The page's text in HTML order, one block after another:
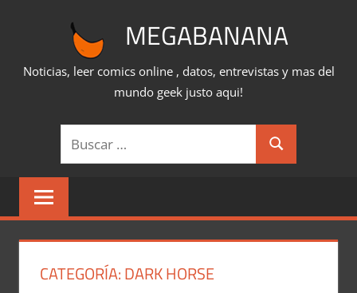
MEGABANANA
Noticias, leer comics online , datos, entrevistas y mas del
mundo geek justo aqui!
Buscar:
Buscar
CATEGORÍA:DARK HORSE